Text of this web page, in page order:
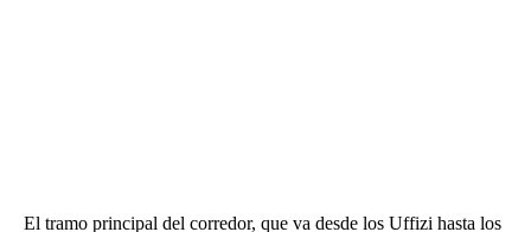
El tramo principal del corredor, que va desde los Uffizi hasta los